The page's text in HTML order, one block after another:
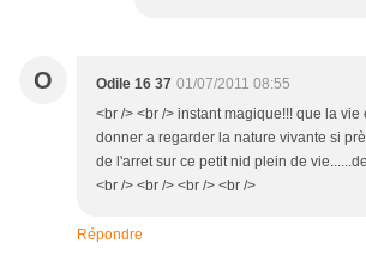
O Odile 16 37 01/07/2011 08:55
<br /> <br /> instant magique!!! que la
donner a regarder la nature vivante si
de l'arret sur ce petit nid plein de
<br /> <br /> <br /> <br />
Répondre